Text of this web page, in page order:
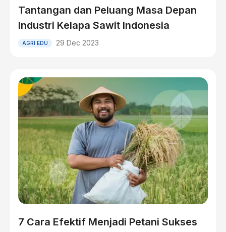
Tantangan dan Peluang Masa Depan
Industri Kelapa Sawit Indonesia
AGRI EDU 29 Dec 2023
7 Cara Efektif Menjadi Petani Sukses